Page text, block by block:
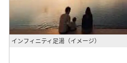
インフィニティ足湯（イメージ）